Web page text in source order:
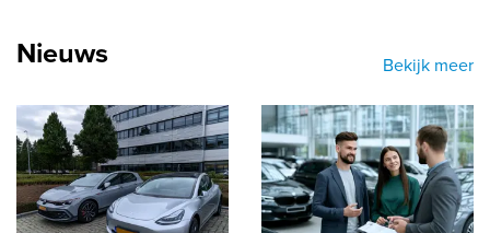
Nieuws Bekijk meer